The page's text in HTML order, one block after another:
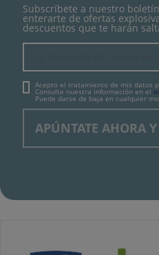
Subscríbete a nuestro
enterarte de ofertas
descuentos que te harán
Acepto el tratamiento de mis datos
Consulte nuestra información en el
Puede darse de baja en cualquier